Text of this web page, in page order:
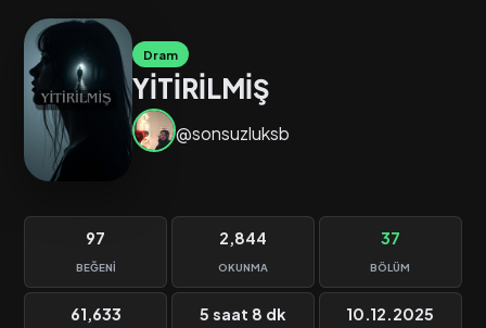
Dram
YİTİRİLMİŞ
@sonsuzluksb
97
BEĞENI
2,844
OKUNMA
37
BÖLÜM
61,633 5 saat 8 dk 10.12.2025